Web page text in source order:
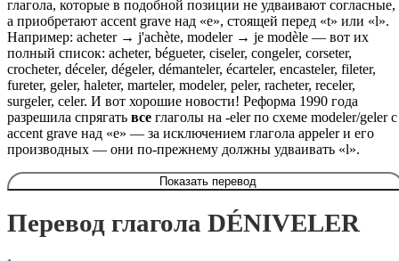
глагола, которые в подобной позиции не удваивают согласные,
а приобретают accent grave над «e», стоящей перед «t» или «l».
Например: acheter → j'achète, modeler → je modèle — вот их
полный список: acheter, bégueter, ciseler, congeler, corseter,
crocheter, déceler, dégeler, démanteler, écarteler, encasteler, fileter,
fureter, geler, haleter, marteler, modeler, peler, racheter, receler,
surgeler, celer. И вот хорошие новости! Реформа 1990 года
разрешила спрягать все глаголы на -eler по схеме modeler/geler c
accent grave над «e» — за исключением глагола appeler и его
производных — они по-прежнему должны удваивать «l».
Показать перевод
Перевод глагола DÉNIVELER